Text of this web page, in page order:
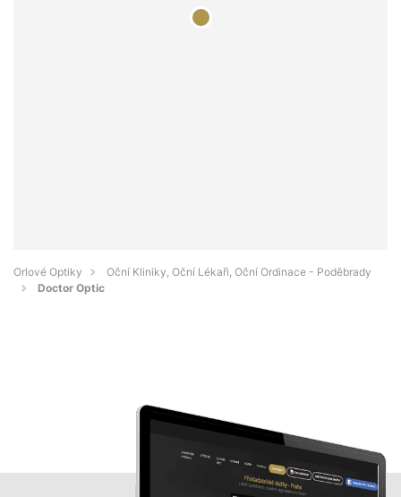
Orlové Optiky
Oční Kliniky, Oční Lékaři, Oční Ordinace - Poděbrady
Doctor Optic